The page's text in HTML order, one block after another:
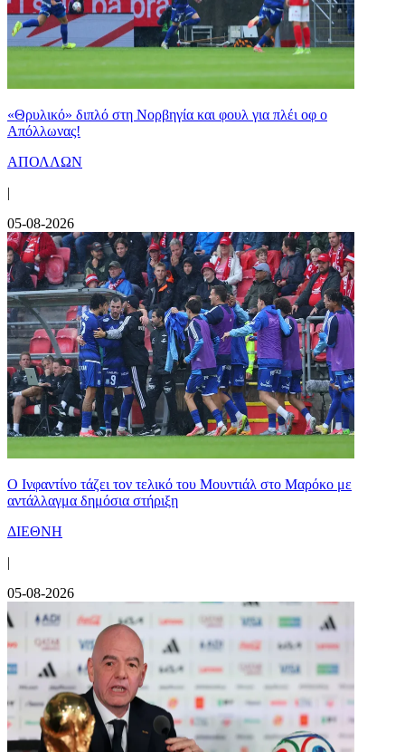
«Θρυλικό» διπλό στη Νορβηγία και φουλ για πλέι οφ ο
Απόλλωνας!
ΑΠΟΛΛΩΝ
|
05-08-2026
Ο Ινφαντίνο τάζει τον τελικό του Μουντιάλ στο Μαρόκο με
αντάλλαγμα δημόσια στήριξη
ΔΙΕΘΝΗ
|
05-08-2026